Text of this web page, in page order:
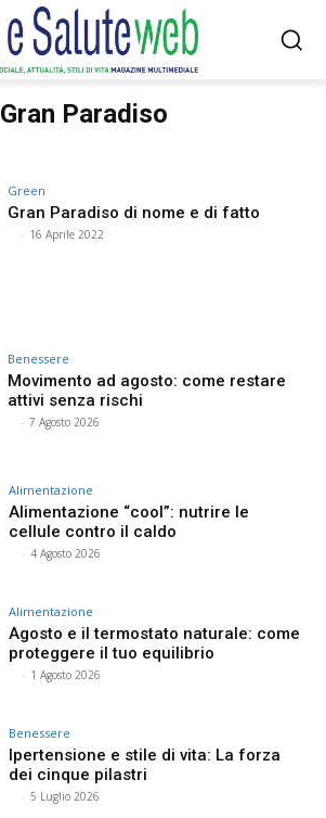
Gran Paradiso
Green
Gran Paradiso di nome e di fatto
- 16 Aprile 2022
Benessere
Movimento ad agosto: come restare
attivi senza rischi
- 7 Agosto 2026
Alimentazione
Alimentazione “cool”: nutrire le
cellule contro il caldo
- 4 Agosto 2026
Alimentazione
Agosto e il termostato naturale: come
proteggere il tuo equilibrio
- 1 Agosto 2026
Benessere
Ipertensione e stile di vita: La forza
dei cinque pilastri
- 5 Luglio 2026